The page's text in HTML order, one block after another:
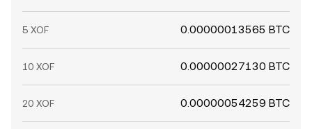
5 XOF 0.00000013565 BTC
10 XOF 0.00000027130 BTC
20 XOF 0.00000054259 BTC